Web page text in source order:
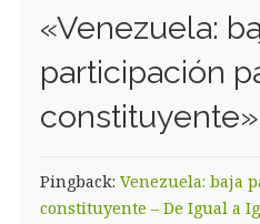
«Venezuela:
participación
constituyente»
Pingback: Venezuela: baja
constituyente – De Igual a